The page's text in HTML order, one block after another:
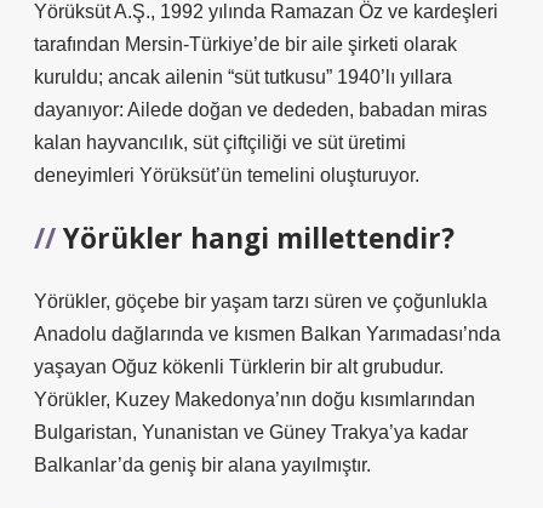
Yörüksüt A.Ş., 1992 yılında Ramazan Öz ve kardeşleri
tarafından Mersin-Türkiye’de bir aile şirketi olarak
kuruldu; ancak ailenin “süt tutkusu” 1940’lı yıllara
dayanıyor: Ailede doğan ve dededen, babadan miras
kalan hayvancılık, süt çiftçiliği ve süt üretimi
deneyimleri Yörüksüt’ün temelini oluşturuyor.
Yörükler hangi millettendir?
Yörükler, göçebe bir yaşam tarzı süren ve çoğunlukla
Anadolu dağlarında ve kısmen Balkan Yarımadası’nda
yaşayan Oğuz kökenli Türklerin bir alt grubudur.
Yörükler, Kuzey Makedonya’nın doğu kısımlarından
Bulgaristan, Yunanistan ve Güney Trakya’ya kadar
Balkanlar’da geniş bir alana yayılmıştır.